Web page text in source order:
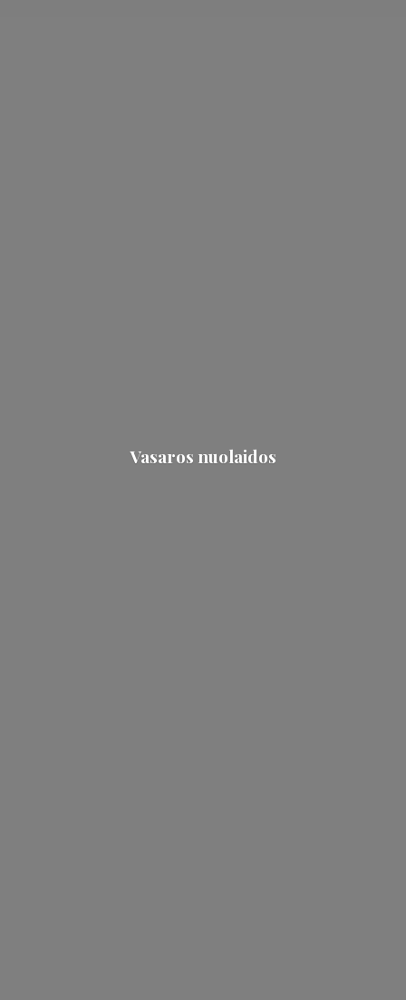
Vasaros nuolaidos